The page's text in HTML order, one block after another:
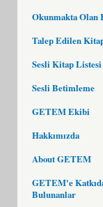
Okunmakta Olan
Talep Edilen
Sesli Kitap Listesi
Sesli Betimleme
GETEM Ekibi
Hakkımızda
About GETEM
GETEM'e
Bulunanlar